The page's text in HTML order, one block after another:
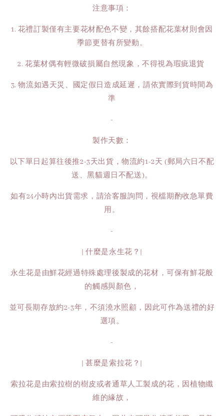
注意事項：
1. 花禮訂製僅有主要花材配色不變，其餘搭配花葉材則會因
季節更替有所變動。
2. 花葉材偶有輕微破損屬自然現象，不得視為瑕疵退貨
3. 物流如遇天災、國定假日造成延遲，請依實際到貨時間為
準
-
製作天數：
以下單日起算往後推2-3天出貨，物流約1-2天 (郵局六日不配
送、黑貓週日不配送)。
如有24小時內出貨需求，請洽客服詢問，視檔期酌收急單費
用。
-
| 什麼是永生花？|
永生花是由鮮花經過特殊處理後製成的花材，可保有鮮花般
的觸感與顏色，
並可長期存放約2-3年，不須澆水照顧，因此可作為送禮的好
選項。
-
| 甚麼是索拉花？|
索拉花是由索拉樹的樹皮或者通草人工製成的花，因植物纖
維的緣故，